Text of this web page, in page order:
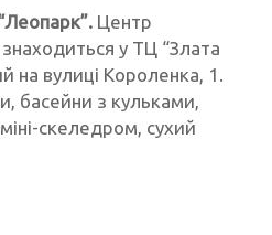
Центр
у ТЦ “Злата
на вулиці Короленка, 1.
басейни з кульками,
скеледром, сухий